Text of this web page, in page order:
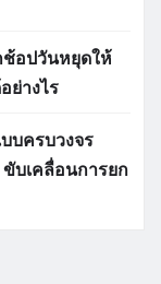
ช้อปวันหยุดให้
ย่างไร
บครบวงจร
บเคลื่อนการยก